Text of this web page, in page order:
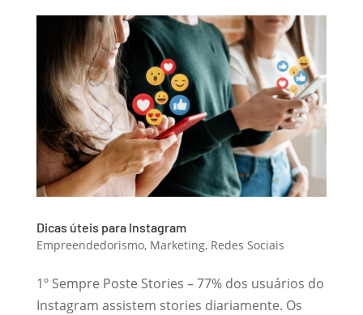
Dicas úteis para Instagram
Empreendedorismo, Marketing, Redes Sociais
1º Sempre Poste Stories – 77% dos usuários do
Instagram assistem stories diariamente. Os